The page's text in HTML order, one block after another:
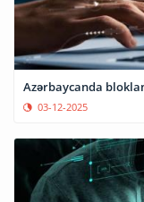
Azərbaycanda
03-12-2025